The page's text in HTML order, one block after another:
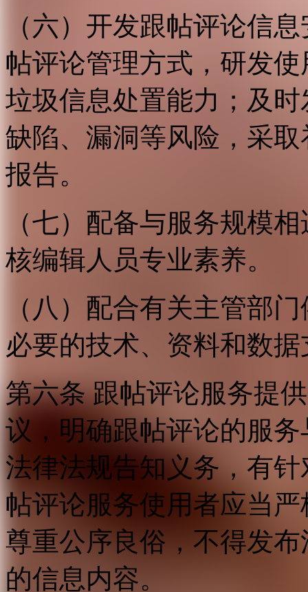
（六）开发跟帖评论信
帖评论管理方式，研发
垃圾信息处置能力；及
缺陷、漏洞等风险，采
报告。
（七）配备与服务规模
核编辑人员专业素养。
（八）配合有关主管部
必要的技术、资料和数
第六条 跟帖评论服务提
议，明确跟帖评论的服
法律法规告知义务，有
帖评论服务使用者应当
尊重公序良俗，不得发
的信息内容。